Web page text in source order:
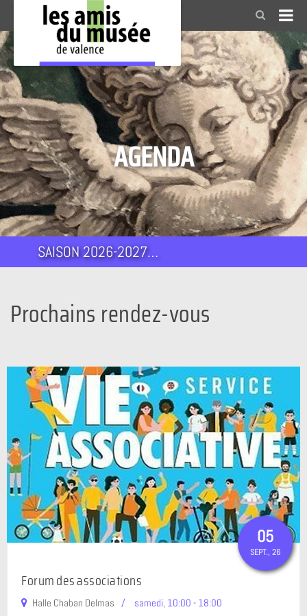
AGENDA
SAISON 2026-2027…
Prochains rendez-vous
05
SEPT., 26
Forum des associations
Halle Chaban Delmas
samedi, 10:00 - 18:00